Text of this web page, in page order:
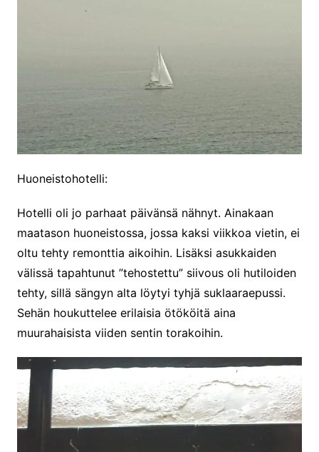
Huoneistohotelli:
Hotelli oli jo parhaat päivänsä nähnyt. Ainakaan
maatason huoneistossa, jossa kaksi viikkoa vietin, ei
oltu tehty remonttia aikoihin. Lisäksi asukkaiden
välissä tapahtunut ”tehostettu” siivous oli hutiloiden
tehty, sillä sängyn alta löytyi tyhjä suklaaraepussi.
Sehän houkuttelee erilaisia ötököitä aina
muurahaisista viiden sentin torakoihin.